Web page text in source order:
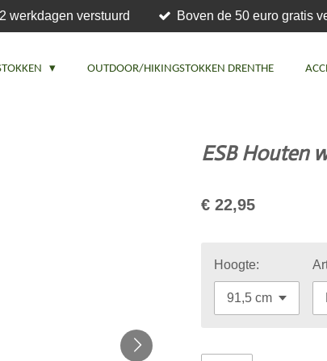
werkdagen verstuurd Boven de 50 euro gratis
OUTDOOR/HIKINGSTOKKEN DRENTHE
ESB Houten
€ 22,95
Hoogte: